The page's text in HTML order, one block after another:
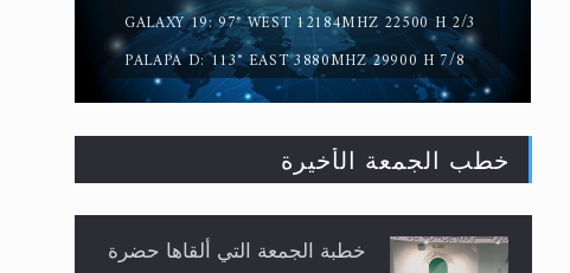
GALAXY 19: 97° WEST 12184MHZ 22500 H 2/3
PALAPA D: 113° EAST 3880MHZ 29900 H 7/8
خطب الجمعة الأخيرة
خطبة الجمعة التي ألقاها حضرة